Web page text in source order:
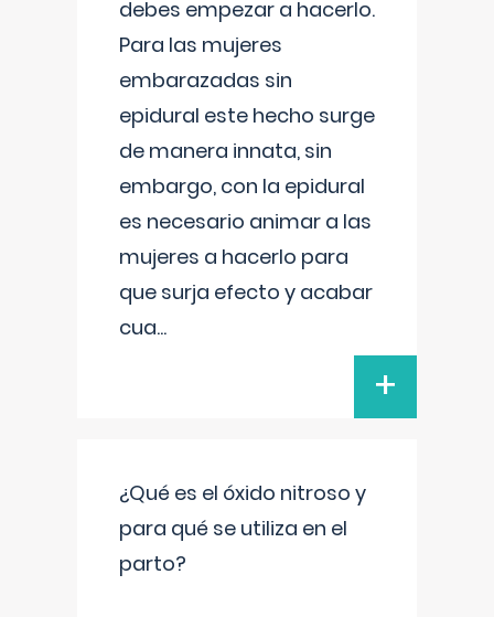
debes empezar a hacerlo.
Para las mujeres
embarazadas sin
epidural este hecho surge
de manera innata, sin
embargo, con la epidural
es necesario animar a las
mujeres a hacerlo para
que surja efecto y acabar
cua...
+
¿Qué es el óxido nitroso y
para qué se utiliza en el
parto?